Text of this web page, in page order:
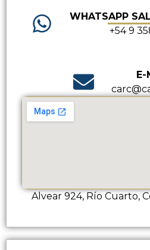
WHATSAPP
+54 9
E-
Alvear 924, Río Cuarto,